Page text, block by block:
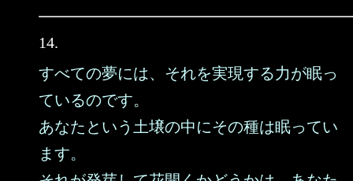
14.
すべての夢には、それを実現する力が眠っ
ているのです。
あなたという土壌の中にその種は眠ってい
ます。